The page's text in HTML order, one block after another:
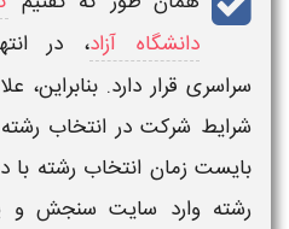
دانشگاه آزاد، در
سراسری قرار دارد. بنابراین،
شرایط شرکت در انتخاب رشته
بایست زمان انتخاب رشته با
رشته وارد سایت سنجش